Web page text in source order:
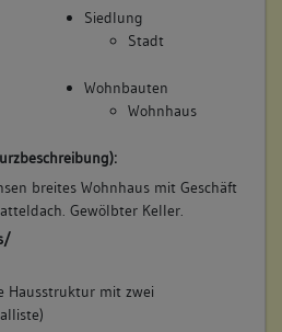
Siedlung
Stadt
Wohnbauten
Wohnhaus
breites Wohnhaus mit Geschäft
Gewölbter Keller.
Hausstruktur mit zwei